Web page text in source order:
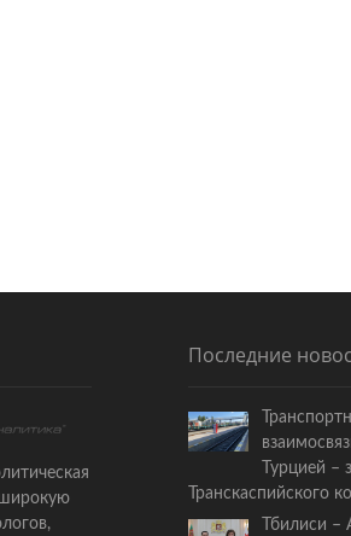
Последние
Турцией –
Транскаспийского
Тбилиси